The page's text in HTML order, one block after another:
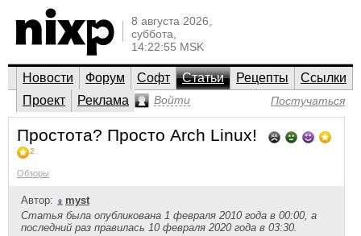
8 августа 2026,
суббота,
14:22:55 MSK
Новости Форум Софт Статьи Рецепты
Ссылки
Проект
Реклама Войти Постучаться
Простота? Просто Arch Linux!
2
Обзоры
Автор:
myst
Статья была опубликована 1 февраля 2010 года в 00:00, а
последний раз правилась 10 февраля 2020 года в 03:30.